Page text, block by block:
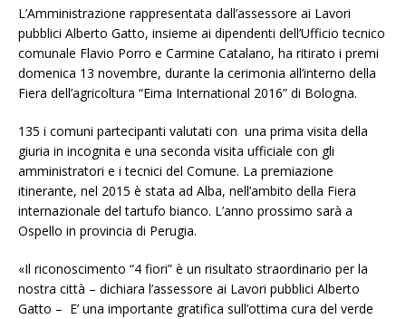
L’Amministrazione rappresentata dall’assessore ai Lavori
pubblici Alberto Gatto, insieme ai dipendenti dell’Ufficio tecnico
comunale Flavio Porro e Carmine Catalano, ha ritirato i premi
domenica 13 novembre, durante la cerimonia all’interno della
Fiera dell’agricoltura “Eima International 2016” di Bologna.
135 i comuni partecipanti valutati con una prima visita della
giuria in incognita e una seconda visita ufficiale con gli
amministratori e i tecnici del Comune. La premiazione
itinerante, nel 2015 è stata ad Alba, nell’ambito della Fiera
internazionale del tartufo bianco. L’anno prossimo sarà a
Ospello in provincia di Perugia.
«Il riconoscimento “4 fiori” è un risultato straordinario per la
nostra città – dichiara l’assessore ai Lavori pubblici Alberto
Gatto – E’ una importante gratifica sull’ottima cura del verde